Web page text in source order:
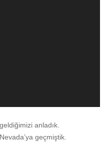
anladık.
geçmiştik.